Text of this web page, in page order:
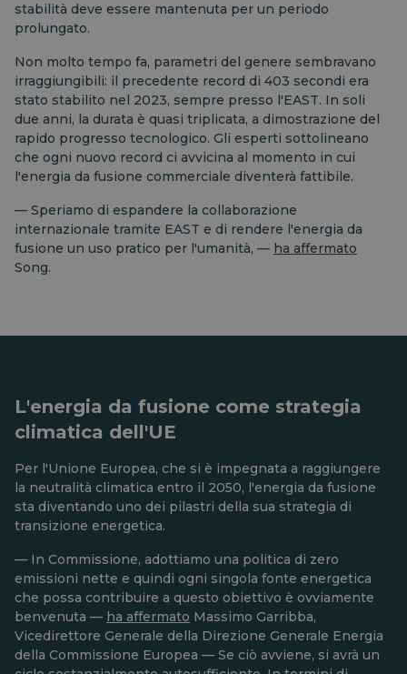
stabilità deve essere mantenuta per un periodo
prolungato.
Non molto tempo fa, parametri del genere sembravano
irraggiungibili: il precedente record di 403 secondi era
stato stabilito nel 2023, sempre presso l'EAST. In soli
due anni, la durata è quasi triplicata, a dimostrazione del
rapido progresso tecnologico. Gli esperti sottolineano
che ogni nuovo record ci avvicina al momento in cui
l'energia da fusione commerciale diventerà fattibile.
— Speriamo di espandere la collaborazione
internazionale tramite EAST e di rendere l'energia da
fusione un uso pratico per l'umanità, — ha affermato
Song.
L'energia da fusione come strategia
climatica dell'UE
Per l'Unione Europea, che si è impegnata a raggiungere
la neutralità climatica entro il 2050, l'energia da fusione
sta diventando uno dei pilastri della sua strategia di
transizione energetica.
— In Commissione, adottiamo una politica di zero
emissioni nette e quindi ogni singola fonte energetica
che possa contribuire a questo obiettivo è ovviamente
benvenuta — ha affermato Massimo Garribba,
Vicedirettore Generale della Direzione Generale Energia
della Commissione Europea — Se ciò avviene, si avrà un